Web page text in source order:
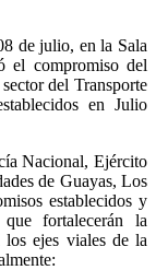
de julio, en la Sala
el compromiso del
del Transporte
en Julio
Nacional, Ejército
de Guayas, Los
establecidos y
fortalecerán la
ejes viales de la